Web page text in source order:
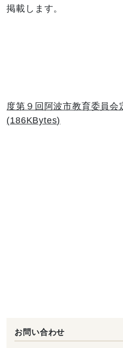
掲載します。
度第９回阿波市教育委員会
(186KBytes)
お問い合わせ